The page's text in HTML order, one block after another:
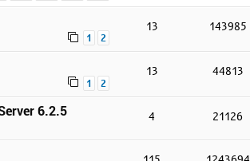
1 2
13 143985
1 2
13 44813
6.2.5 4 21126